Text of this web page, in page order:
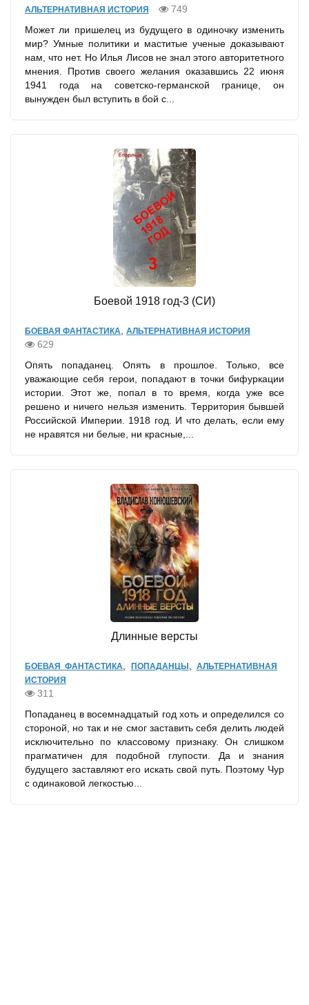
АЛЬТЕРНАТИВНАЯ ИСТОРИЯ
749
Может ли пришелец из будущего в одиночку изменить
мир? Умные политики и маститые ученые доказывают
нам, что нет. Но Илья Лисов не знал этого авторитетного
мнения. Против своего желания оказавшись 22 июня
1941 года на советско-германской границе, он
вынужден был вступить в бой с...
Боевой 1918 год-3 (СИ)
БОЕВАЯ ФАНТАСТИКА АЛЬТЕРНАТИВНАЯ ИСТОРИЯ
629
Опять попаданец. Опять в прошлое. Только, все
уважающие себя герои, попадают в точки бифуркации
истории. Этот же, попал в то время, когда уже все
решено и ничего нельзя изменить. Территория бывшей
Российской Империи. 1918 год. И что делать, если ему
не нравятся ни белые, ни красные,...
Длинные версты
БОЕВАЯ ФАНТАСТИКА ПОПАДАНЦЫ ,АЛЬТЕРНАТИВНАЯ
ИСТОРИЯ
311
Попаданец в восемнадцатый год хоть и определился со
стороной, но так и не смог заставить себя делить людей
исключительно по классовому признаку. Он слишком
прагматичен для подобной глупости. Да и знания
будущего заставляют его искать свой путь. Поэтому Чур
с одинаковой легкостью...